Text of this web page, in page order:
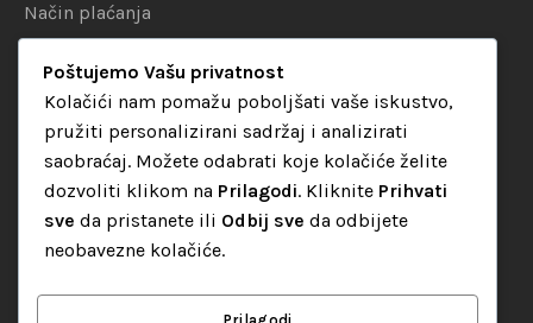
Način plaćanja
Politika privatnosti
KATEGORIJE
Audio oprema
LED dekorativna rasvjeta
Poštujemo Vašu privatnost
Kolačići nam pomažu poboljšati vaše iskustvo,
pružiti personalizirani sadržaj i analizirati
saobraćaj. Možete odabrati koje kolačiće želite
dozvoliti klikom na Prilagodi. Kliknite Prihvati
sve da pristanete ili Odbij sve da odbijete
neobavezne kolačiće.
Prilagodi